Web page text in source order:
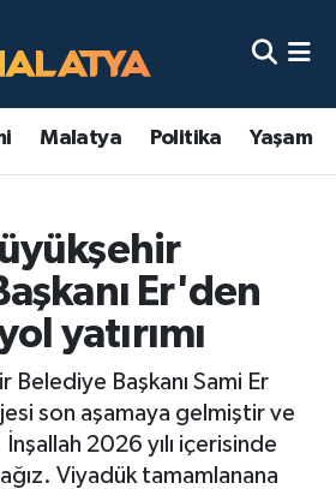
Malatya Politika Yaşam
Er'den
yatırımı
Belediye Başkanı Sami Er
son aşamaya gelmiştir ve
İnşallah 2026 yılı içerisinde
Viyadük tamamlanana
Eczaneler
Vakitleri
Haritası
Puan Durumu ve Fikstür